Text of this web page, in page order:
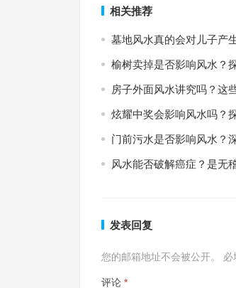
相关推荐
墓地风水真的会对儿子产
榆树卖掉是否影响风水？
房子外面风水讲究吗？这
炫耀中奖会影响风水吗？
门前污水是否影响风水？
风水能否破解癌症？是无
发表回复
您的邮箱地址不会被公开。 必
评论 *